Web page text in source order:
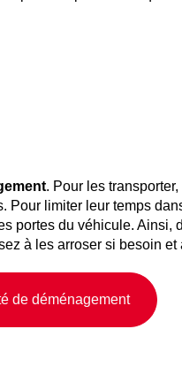
. Pour les
limiter leur temps
portes du véhicule.
à les arroser si besoin
de déménagement